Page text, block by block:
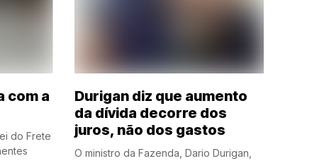
com a
do Frete
Durigan diz que aumento
da dívida decorre dos
juros, não dos gastos
O ministro da Fazenda, Dario Durigan,